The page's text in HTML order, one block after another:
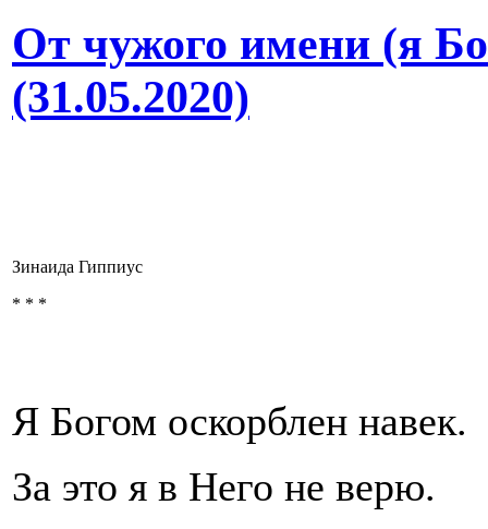
От чужого имени (я
(31.05.2020)
Зинаида Гиппиус
* * *
Я Богом оскорблен навек.
За это я в Него не верю.